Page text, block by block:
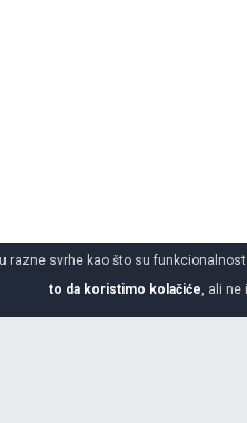
razne svrhe kao što su
to da koristimo kolačiće , ali